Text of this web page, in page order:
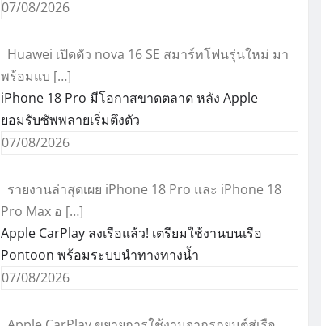
07/08/2026
Huawei เปิดตัว nova 16 SE สมาร์ทโฟนรุ่นใหม่ มา
พร้อมแบ […]
iPhone 18 Pro มีโอกาสขาดตลาด หลัง Apple
ยอมรับซัพพลายเริ่มตึงตัว
07/08/2026
รายงานล่าสุดเผย iPhone 18 Pro และ iPhone 18
Pro Max อ […]
Apple CarPlay ลงเรือแล้ว! เตรียมใช้งานบนเรือ
Pontoon พร้อมระบบนำทางทางน้ำ
07/08/2026